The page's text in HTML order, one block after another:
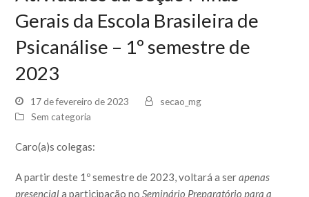
Gerais da Escola Brasileira de
Psicanálise – 1º semestre de
2023
17 de fevereiro de 2023
secao_mg
Sem categoria
Caro(a)s colegas:
A partir deste 1º semestre de 2023, voltará a serapenas
presenciala participação noSeminário Preparatório para a